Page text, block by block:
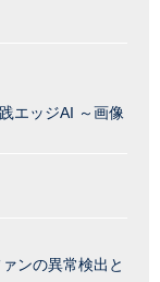
エッジAI ～画像
ンの異常検出と